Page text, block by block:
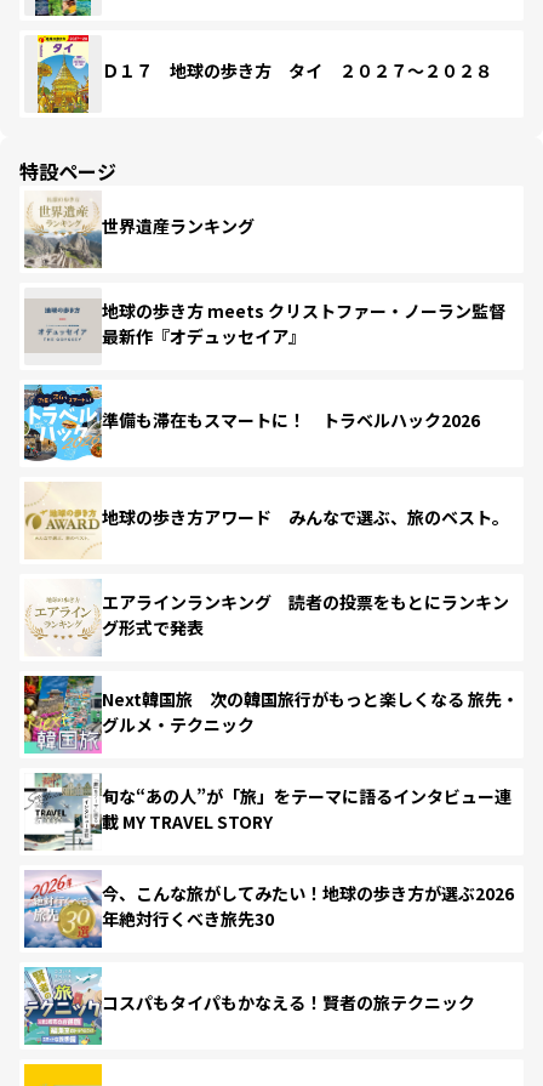
Ｄ１７ 地球の歩き方 タイ ２０２７～２０２８
特設ページ
世界遺産ランキング
地球の歩き方 meets クリストファー・ノーラン監督
最新作『オデュッセイア』
準備も滞在もスマートに！ トラベルハック2026
地球の歩き方アワード みんなで選ぶ、旅のベスト。
エアラインランキング 読者の投票をもとにランキン
グ形式で発表
Next韓国旅 次の韓国旅行がもっと楽しくなる 旅先・
グルメ・テクニック
旬な“あの人”が「旅」をテーマに語るインタビュー連
載 MY TRAVEL STORY
今、こんな旅がしてみたい！地球の歩き方が選ぶ2026
年絶対行くべき旅先30
コスパもタイパもかなえる！賢者の旅テクニック